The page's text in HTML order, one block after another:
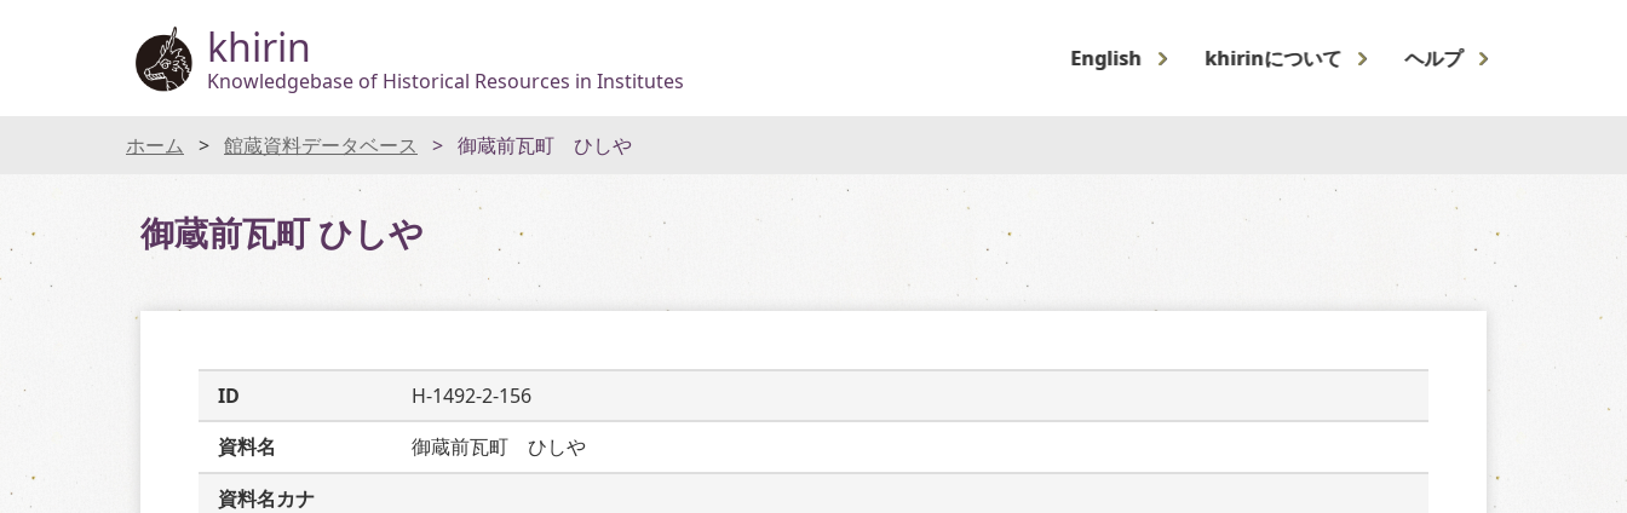
khirin
Knowledgebase of Historical Resources in Institutes
English khirinについて ヘルプ
ホーム 館蔵資料データベース 御蔵前瓦町 ひしや
御蔵前瓦町 ひしや
ID
H-1492-2-156
資料名
御蔵前瓦町　ひしや
資料名カナ